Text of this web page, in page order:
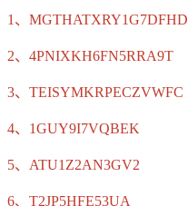
1、MGTHATXRY1G7DFHD
2、4PNIXKH6FN5RRA9T
3、TEISYMKRPECZVWFC
4、1GUY9I7VQBEK
5、ATU1Z2AN3GV2
6、T2JP5HFE53UA